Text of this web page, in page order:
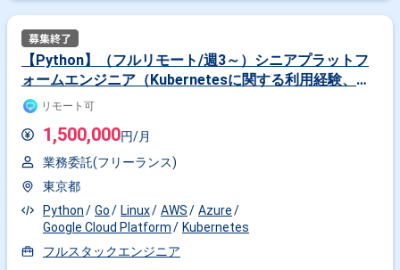
に、計算資源を含めた環境構築をサポートし、高度なセキュリティが要求
される場合には、クローズドな環境での運用も可能です。また、お客様自
身がAIの活用・選定・導入スキルを獲得し、将来にわたって最先端のAIを
活用いただけるよう、人材育成支援も行っています。 【企業様からのコメ
活用は、業務の効率化や精度向上に繋がるだけでなく、新たな価値創造の
ますます広がることが予想されます。 多様なバッググラウンドを持つメン
したものに変える力があります。 年齢や所属は問いません。あなたのご応
募をお待ちしています。 【業務内容】 自社データセンター業務全般を担
当します。 オンプレミス環境のインフラ構築を一から入り、運用までし
たことがある方を求めています。 Kubernetesをはじめ、オンプレミス環境
のインフラ構築、仮想化、Linux OS、各種サーバ、ネットワークなどにお
詳しい方のご応募をお待ちしております。 【具体的には】 ・自社データ
センター業務全般、設計から保守運用まで。 【出社頻度】 フルリモート
【Python】（フルリモート/週3～）シニアプラットフ
ォームエンジニア（Kubernetesに関する利用経験、専
門知識のある方）
リモート可
1,500,000円/月
業務委託(フリーランス)
東京都
Python
Go Linux AWS
Azure
Google Cloud Platform
Kubernetes
フルスタックエンジニア